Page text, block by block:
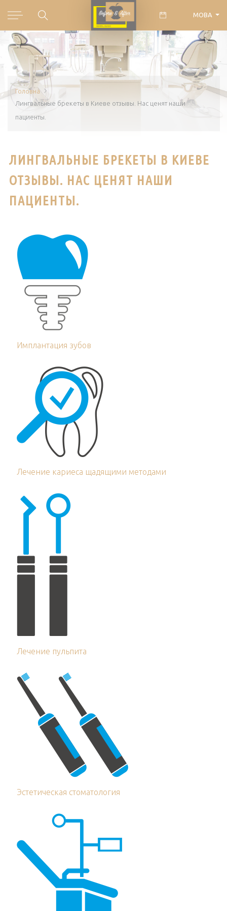
МОВА
Головна
Лингвальные брекеты в Киеве отзывы. Нас ценят наши
пациенты.
ЛИНГВАЛЬНЫЕ БРЕКЕТЫ В КИЕВЕ
ОТЗЫВЫ. НАС ЦЕНЯТ НАШИ
ПАЦИЕНТЫ.
Имплантация зубов
Лечение кариеса щадящими методами
Лечение пульпита
Эстетическая стоматология